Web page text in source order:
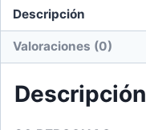
Descripción
Valoraciones (0)
Descripción